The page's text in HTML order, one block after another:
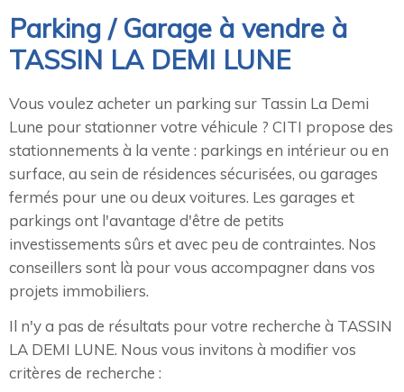
Parking / Garage à vendre à
TASSIN LA DEMI LUNE
Vous voulez acheter un parking sur Tassin La Demi
Lune pour stationner votre véhicule ? CITI propose des
stationnements à la vente : parkings en intérieur ou en
surface, au sein de résidences sécurisées, ou garages
fermés pour une ou deux voitures. Les garages et
parkings ont l'avantage d'être de petits
investissements sûrs et avec peu de contraintes. Nos
conseillers sont là pour vous accompagner dans vos
projets immobiliers.
Il n'y a pas de résultats pour votre recherche à TASSIN
LA DEMI LUNE. Nous vous invitons à modifier vos
critères de recherche :